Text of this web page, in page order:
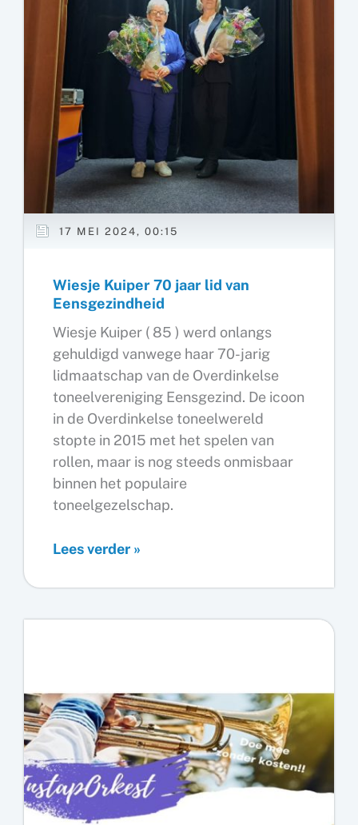
17 MEI 2024, 00:15
Wiesje Kuiper 70 jaar lid van
Eensgezindheid
Wiesje Kuiper ( 85 ) werd onlangs
gehuldigd vanwege haar 70-jarig
lidmaatschap van de Overdinkelse
toneelvereniging Eensgezind. De icoon
in de Overdinkelse toneelwereld
stopte in 2015 met het spelen van
rollen, maar is nog steeds onmisbaar
binnen het populaire
toneelgezelschap.
Wiesje
jaar
Eensgezindheid
Lees verder »